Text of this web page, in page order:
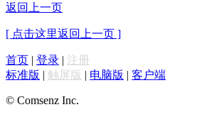
返回上一页
[ 点击这里返回上一页 ]
首页 | 登录 | 注册
标准版 | 触屏版 | 电脑版 | 客户端
© Comsenz Inc.